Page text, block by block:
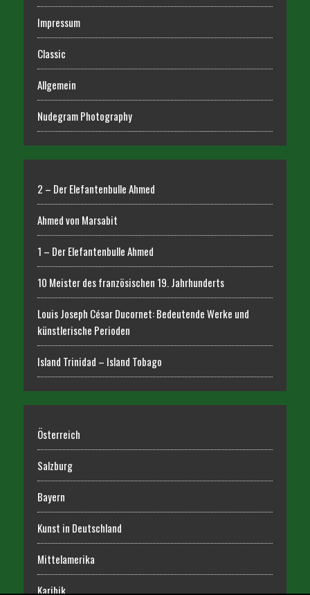
Impressum
Classic
Allgemein
Nudegram Photography
2 – Der Elefantenbulle Ahmed
Ahmed von Marsabit
1 – Der Elefantenbulle Ahmed
10 Meister des französischen 19. Jahrhunderts
Louis Joseph César Ducornet: Bedeutende Werke und
künstlerische Perioden
Island Trinidad – Island Tobago
Österreich
Salzburg
Bayern
Kunst in Deutschland
Mittelamerika
Karibik